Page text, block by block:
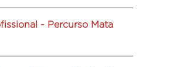
- Percurso Mata